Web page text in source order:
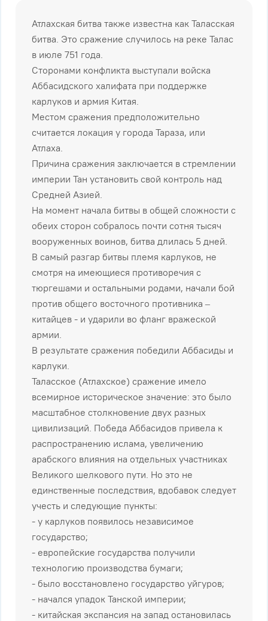
Атлахская битва также известна как Таласская
битва. Это сражение случилось на реке Талас
в июле 751 года.
Сторонами конфликта выступали войска
Аббасидского халифата при поддержке
карлуков и армия Китая.
Местом сражения предположительно
считается локация у города Тараза, или
Атлаха.
Причина сражения заключается в стремлении
империи Тан установить свой контроль над
Средней Азией.
На момент начала битвы в общей сложности с
обеих сторон собралось почти сотня тысяч
вооруженных воинов, битва длилась 5 дней.
В самый разгар битвы племя карлуков, не
смотря на имеющиеся противоречия с
тюргешами и остальными родами, начали бой
против общего восточного противника –
китайцев - и ударили во фланг вражеской
армии.
В результате сражения победили Аббасиды и
карлуки.
Таласское (Атлахское) сражение имело
всемирное историческое значение: это было
масштабное столкновение двух разных
цивилизаций. Победа Аббасидов привела к
распространению ислама, увеличению
арабского влияния на отдельных участниках
Великого шелкового пути. Но это не
единственные последствия, вдобавок следует
учесть и следующие пункты:
- у карлуков появилось независимое
государство;
- европейские государства получили
технологию производства бумаги;
- было восстановлено государство уйгуров;
- начался упадок Танской империи;
- китайская экспансия на запад остановилась